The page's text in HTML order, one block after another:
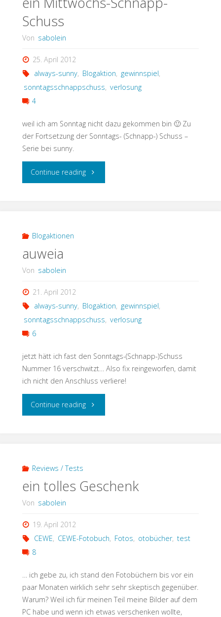
Schuss
Von sabolein
25. April 2012
always-sunny, Blogaktion, gewinnspiel,
sonntagsschnappschuss, verlosung
4
weil ich am Sonntag nicht dazu gekommen bin 🙂 Zu
der Fortsetzung der Sonntags- (Schnapp-) Schuss –
Serie bei sunny.
Continue reading"ein
Blogaktionen
auweia
Von sabolein
21. April 2012
always-sunny, Blogaktion, gewinnspiel,
sonntagsschnappschuss, verlosung
6
jetzt hätt ich fast den Sonntags-(Schnapp-)Schuss
Nummer 16 verschwitzt… Also fix reingeworfen, damit
ich nicht den Anschluss verliere!
Continue reading"auweia"
Reviews / Tests
ein tolles Geschenk
Von sabolein
19. April 2012
CEWE, CEWE-Fotobuch, Fotos, otobücher, test
8
… ich gebe zu, ich stand den Fotobüchern bis vor ein
paar Monaten wirklich sehr sehr skeptisch gegenüber.
Warum? Weil ich für meinen Teil meine Bilder auf dem
PC habe und wenn ich etwas verschenken wollte,